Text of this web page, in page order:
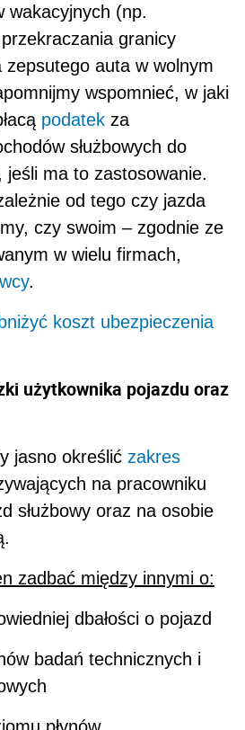
wakacyjnych (np.
granicy
zepsutego auta w wolnym
wspomnieć, w jaki
podatek za
służbowych do
jeśli ma to zastosowanie.
od tego czy jazda
czy swoim – zgodnie ze
w wielu firmach,
.
koszt ubezpieczenia
użytkownika pojazdu oraz
jasno określić zakres
na pracowniku
służbowy oraz na osobie
zadbać między innymi o:
dbałości o pojazd
badań technicznych i